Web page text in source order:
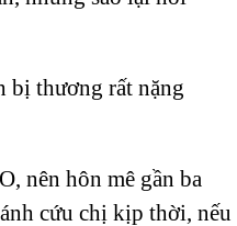
bị thương rất nặng
nên hôn mê gần ba
cứu chị kịp thời, nếu